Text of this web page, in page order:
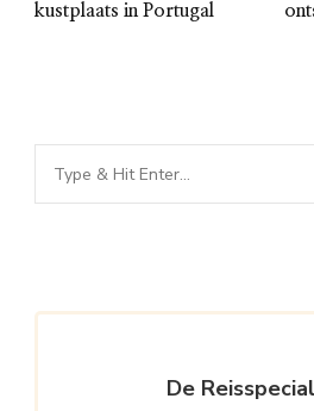
kustplaats in Portugal
Looking
for
De